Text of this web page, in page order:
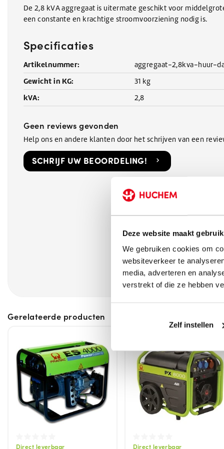
Deze website maakt
We gebruiken cookies om
websiteverkeer te
media, adverteren en
verstrekt of die ze hebben
Zelf instellen
De 2,8 kVA aggregaat is uitermate geschikt voor
een constante en krachtige stroomvoorziening nodig is.
Specificaties
Artikelnummer: aggregaat-2,8kva-huur-
Gewicht in KG: 31 kg
kVA: 2,8
Geen reviews gevonden
Help ons en andere klanten door het schrijven van een
SCHRIJF UW BEOORDELING!
Gerelateerde producten
Direct leverbaar Direct leverbaar